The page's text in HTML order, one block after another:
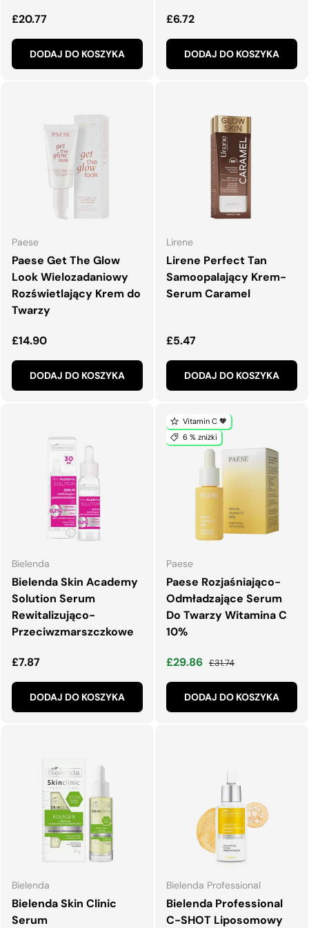
Normalna cena
£20.77
DODAJ DO KOSZYKA
Normalna cena
£6.72
DODAJ DO KOSZYKA
Paese
Paese Get The Glow
Look Wielozadaniowy
Rozświetlający Krem do
Twarzy
Normalna cena
£14.90
DODAJ DO KOSZYKA
Lirene
Lirene Perfect Tan
Samoopalający Krem-
Serum Caramel
Normalna cena
£5.47
DODAJ DO KOSZYKA
Bielenda
Bielenda Skin Academy
Solution Serum
Rewitalizująco-
Przeciwzmarszczkowe
Normalna cena
£7.87
DODAJ DO KOSZYKA
Vitamin C 🧡
6 % zniżki
Paese
Paese Rozjaśniająco-
Odmładzające Serum
Do Twarzy Witamina C
10%
Cena wyprzedaży
£29.86 Normalna cena
£31.74
DODAJ DO KOSZYKA
Bielenda
Bielenda Skin Clinic
Serum
Bielenda Professional
Bielenda Professional
C-SHOT Liposomowy